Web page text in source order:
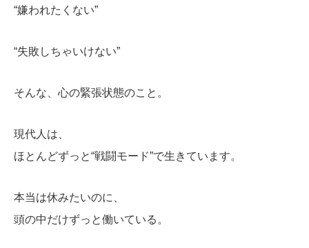
“嫌われたくない”
“失敗しちゃいけない”
そんな、心の緊張状態のこと。
現代人は、
ほとんどずっと“戦闘モード”で生きています。
本当は休みたいのに、
頭の中だけずっと働いている。